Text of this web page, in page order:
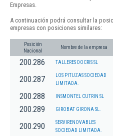
Empresas.
A continuación podrá consultar la
empresas con posiciones similares:
Posición
Nacional
Nombre de la empresa
200.286 TALLERES DOCRIS SL
200.287
LOS PITUZAS SOCIEDAD
LIMITADA.
200.288 INSMONTEL CUTRIN SL
200.289 GIROBAT GIRONA SL.
200.290
SERVIRENOVABLES
SOCIEDAD LIMITADA.